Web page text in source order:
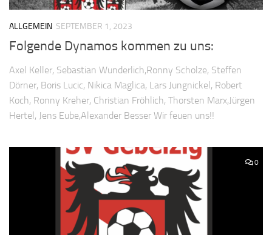
ALLGEMEIN SEPTEMBER 1, 2023
Folgende Dynamos kommen zu uns:
Axel Keller, Sebastian Wunderlich,Ronny Scholze, Steffen
Dörner, Boris Lucic, Nikica Maglica, Lars Jungnickel, Robert
Koch, Ronny Kreher, Christian Fröhlich, Thorsten Marx,Jürgen
Hertel, Jens Eube,Alexander Besser Wir feuen uns!!
0